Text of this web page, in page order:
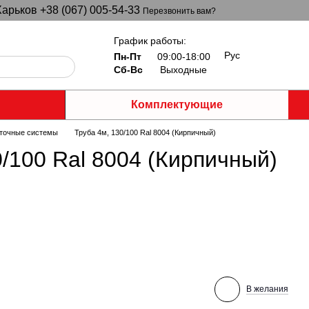
+38 (067) 005-54-33 Перезвонить вам?
График работы:
Пн-Пт
09:00-18:00
Сб-Вс
Выходные
Рус
Комплектующие
системы Труба 4м, 130/100 Ral 8004 (Кирпичный)
100 Ral 8004 (Кирпичный)
В желания